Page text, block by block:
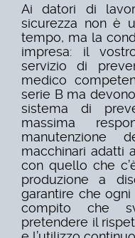
Ai datori di
sicurezza non è
tempo, ma la
impresa: il
servizio di
medico
serie B ma
sistema di
massima
manutenzione
macchinari adatti
con quello che
produzione a
garantire che
compito che
pretendere il